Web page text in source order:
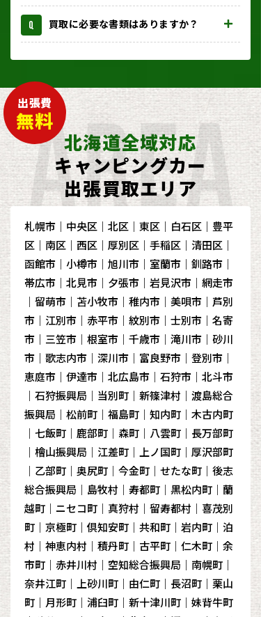
買取に必要な書類はありますか？
出張費
無料
北海道全域対応
キャンピングカー
出張買取エリア
札幌市｜中央区｜北区｜東区｜白石区｜豊平
区｜南区｜西区｜厚別区｜手稲区｜清田区｜
函館市｜小樽市｜旭川市｜室蘭市｜釧路市｜
帯広市｜北見市｜夕張市｜岩見沢市｜網走市
｜留萌市｜苫小牧市｜稚内市｜美唄市｜芦別
市｜江別市｜赤平市｜紋別市｜士別市｜名寄
市｜三笠市｜根室市｜千歳市｜滝川市｜砂川
市｜歌志内市｜深川市｜富良野市｜登別市｜
恵庭市｜伊達市｜北広島市｜石狩市｜北斗市
｜石狩振興局｜当別町｜新篠津村｜渡島総合
振興局｜松前町｜福島町｜知内町｜木古内町
｜七飯町｜鹿部町｜森町｜八雲町｜長万部町
｜檜山振興局｜江差町｜上ノ国町｜厚沢部町
｜乙部町｜奥尻町｜今金町｜せたな町｜後志
総合振興局｜島牧村｜寿都町｜黒松内町｜蘭
越町｜ニセコ町｜真狩村｜留寿都村｜喜茂別
町｜京極町｜倶知安町｜共和町｜岩内町｜泊
村｜神恵内村｜積丹町｜古平町｜仁木町｜余
市町｜赤井川村｜空知総合振興局｜南幌町｜
奈井江町｜上砂川町｜由仁町｜長沼町｜栗山
町｜月形町｜浦臼町｜新十津川町｜妹背牛町